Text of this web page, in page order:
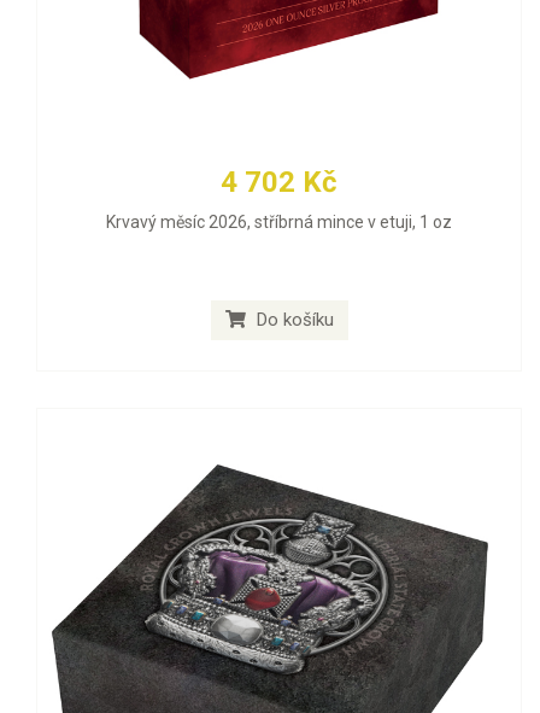
4 702 Kč
Krvavý měsíc 2026, stříbrná mince v etuji, 1 oz
Do košíku